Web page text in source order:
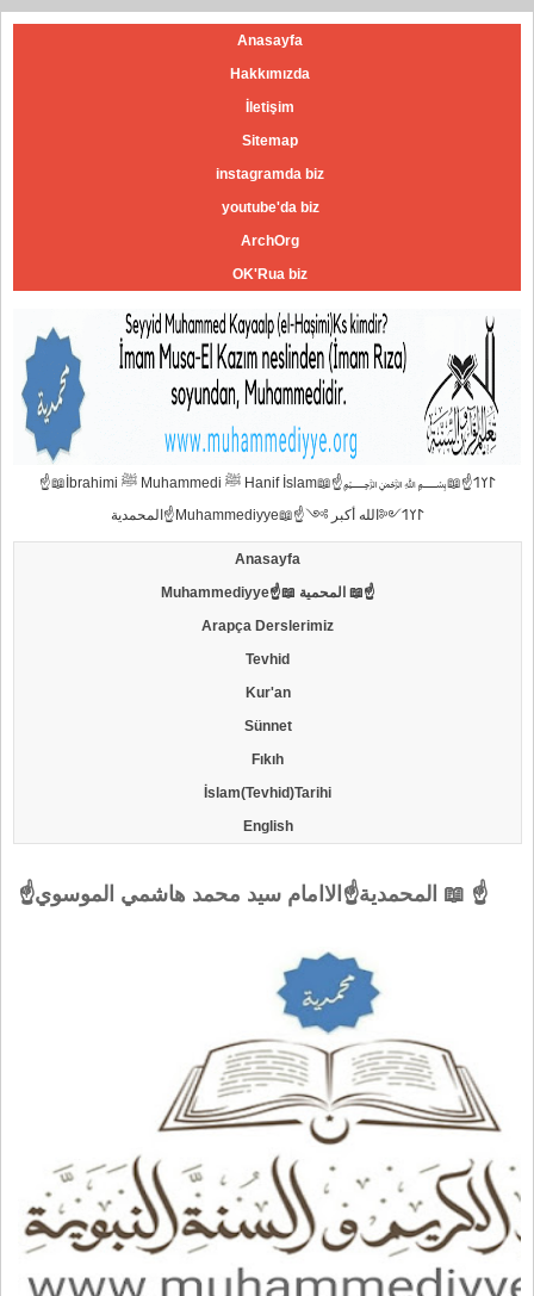
Anasayfa
Hakkımızda
İletişim
Sitemap
instagramda biz
youtube'da biz
ArchOrg
OK'Rua biz
☝📖İbrahimi ﷺ Muhammedi ﷺ Hanif İslam📖☝﷽𐰃𐰠𐰯☝📖
المحمدية☝Muhammediyye📖☝𐰃𐰠𐰯༺الله أكبر ༻
Anasayfa
Muhammediyye☝📖 المحمية 📖☝
Arapça Derslerimiz
Tevhid
Kur'an
Sünnet
Fıkıh
İslam(Tevhid)Tarihi
English
☝المحمدية☝الاامام سيد محمد هاشمي الموسوي 📖 ☝